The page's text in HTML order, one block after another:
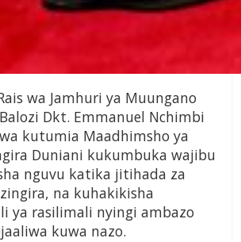
wa Jamhuri ya Muungano
Dkt. Emmanuel Nchimbi
kutumia Maadhimsho ya
Duniani kukumbuka wajibu
nguvu katika jitihada za
na kuhakikisha
ya rasilimali nyingi ambazo
kuwa nazo.